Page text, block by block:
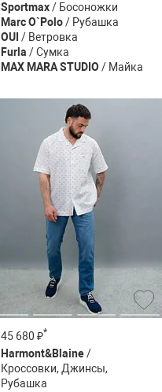
Sportmax/ Босоножки
Marc O`Polo/ Рубашка
OUI / Ветровка
Furla / Сумка
MAX MARA STUDIO / Майка
45 680 ₽*
Harmont&Blaine/
Кроссовки, Джинсы,
Рубашка